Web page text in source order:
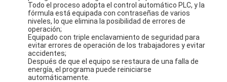
Todo el proceso adopta el control automático PLC, y la
fórmula está equipada con contraseñas de varios
niveles, lo que elimina la posibilidad de errores de
operación;
Equipado con triple enclavamiento de seguridad para
evitar errores de operación de los trabajadores y evitar
accidentes;
Después de que el equipo se restaura de una falla de
energía, el programa puede reiniciarse
automáticamente.